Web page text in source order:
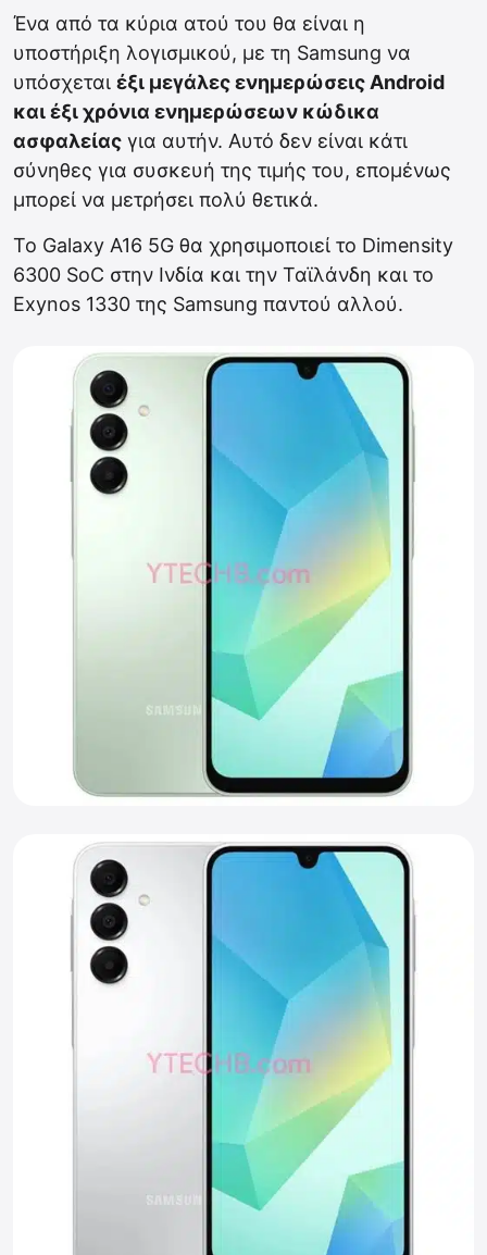
Ένα από τα κύρια ατού του θα είναι η
υποστήριξη λογισμικού, με τη Samsung να
υπόσχεται έξι μεγάλες ενημερώσεις Android
και έξι χρόνια ενημερώσεων κώδικα
ασφαλείας για αυτήν. Αυτό δεν είναι κάτι
σύνηθες για συσκευή της τιμής του, επομένως
μπορεί να μετρήσει πολύ θετικά.
Το Galaxy A16 5G θα χρησιμοποιεί το Dimensity
6300 SoC στην Ινδία και την Ταϊλάνδη και το
Exynos 1330 της Samsung παντού αλλού.